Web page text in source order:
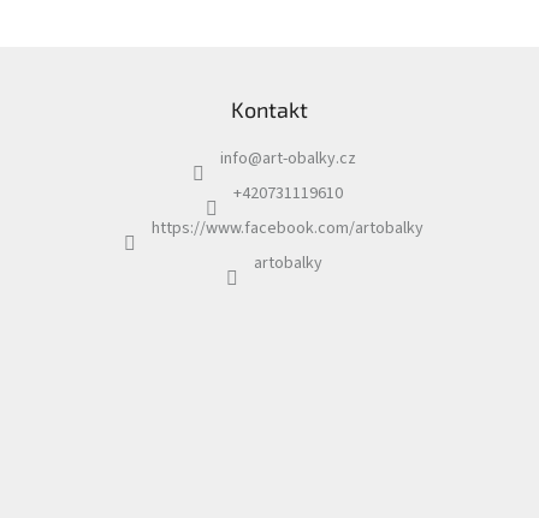
Kontakt
info@art-obalky.cz
+420731119610
https://www.facebook.com/artobalky
artobalky